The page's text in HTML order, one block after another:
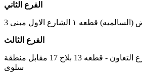
الفرع الثاني
قطعه ١ الشارع الاول مبنى 3
الفرع الثالث
شاطئ انجفة - شارع التعاون - قطعه 13 بلاج 17 مقابل منطقة
سلوى